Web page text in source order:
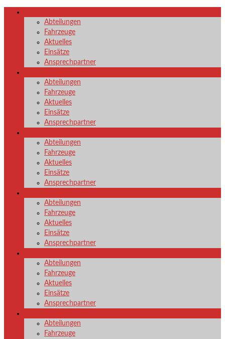
Abteilungen
Fahrzeuge
Aktuelles
Einsätze
Ansprechpartner
Abteilungen
Fahrzeuge
Aktuelles
Einsätze
Ansprechpartner
Abteilungen
Fahrzeuge
Aktuelles
Einsätze
Ansprechpartner
Abteilungen
Fahrzeuge
Aktuelles
Einsätze
Ansprechpartner
Abteilungen
Fahrzeuge
Aktuelles
Einsätze
Ansprechpartner
Abteilungen
Fahrzeuge